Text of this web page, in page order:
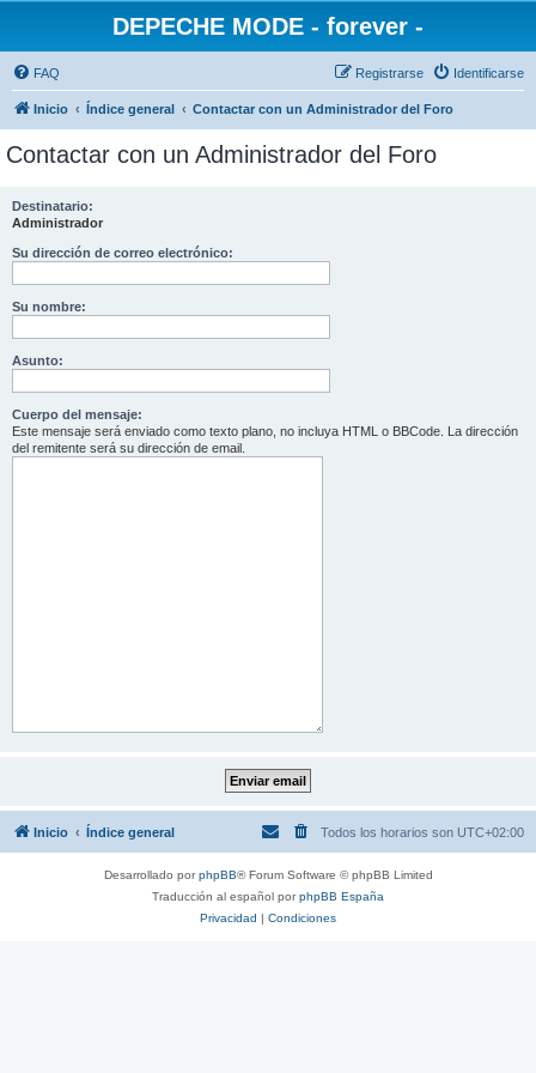
DEPECHE MODE - forever -
FAQ Identificarse
Registrarse
Inicio Índice general Contactar con un Administrador del Foro
Contactar con un Administrador del Foro
Destinatario:
Administrador
Su dirección de correo electrónico:
Su nombre:
Asunto:
Cuerpo del mensaje:
Este mensaje será enviado como texto plano, no incluya HTML o BBCode. La dirección
del remitente será su dirección de email.
Inicio Índice general Todos los horarios son UTC+02:00
Desarrollado porphpBB® Forum Software © phpBB Limited
Traducción al español porphpBB España
Privacidad | Condiciones